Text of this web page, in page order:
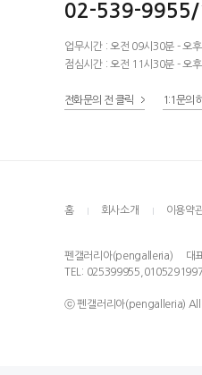
02-539-
업무시간 : 오전 09시30분 - 오
점심시간 : 오전 11시30분 - 오
전화문의 전 클릭 1:1문의
홈 회사소개 이용약
펜갤러리아(pengalleria) 대
TEL:
ⓒ 펜갤러리아(pengalleria) All